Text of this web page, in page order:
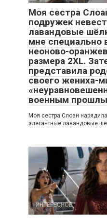
Моя сестра
подружек
лавандовые
мне специально
неоново-
размера 2XL.
представила
своего жениха-
военным
Моя сестра Слоан
элегантные лавандовые
ИНТЕРЕСНОЕ